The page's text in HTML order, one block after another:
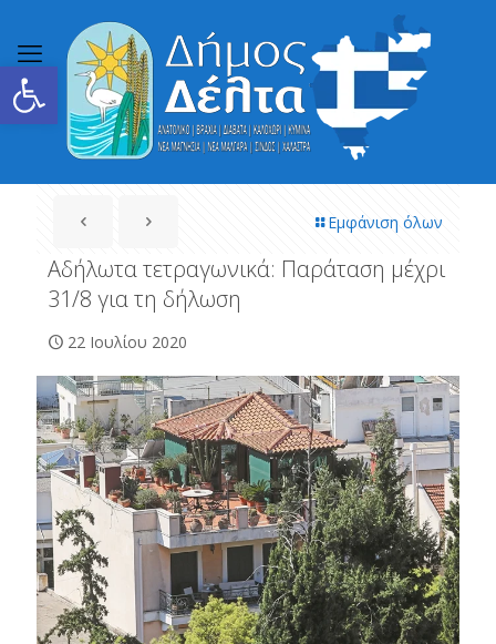
Ανοίξτε τη γραμμή εργαλείων
Εμφάνιση όλων
Αδήλωτα τετραγωνικά: Παράταση μέχρι
31/8 για τη δήλωση
22 Ιουλίου 2020